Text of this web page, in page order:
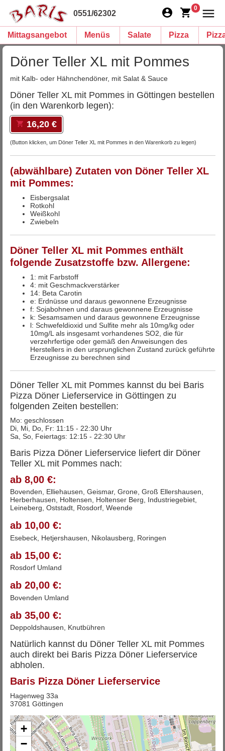
0551/62302
0
Mittagsangebot Menüs Salate Pizza
Döner Teller XL mit Pommes
mit Kalb- oder Hähnchendöner, mit Salat & Sauce
Döner Teller XL mit Pommes in Göttingen bestellen
(in den Warenkorb legen):
16,20 €
(Button klicken, um Döner Teller XL mit Pommes in den Warenkorb zu legen)
(abwählbare) Zutaten von Döner Teller XL
mit Pommes:
Eisbergsalat
Rotkohl
Weißkohl
Zwiebeln
Döner Teller XL mit Pommes enthält
folgende Zusatzstoffe bzw. Allergene:
1: mit Farbstoff
4: mit Geschmackverstärker
14: Beta Carotin
e: Erdnüsse und daraus gewonnene Erzeugnisse
f: Sojabohnen und daraus gewonnene Erzeugnisse
k: Sesamsamen und daraus gewonnene Erzeugnisse
l: Schwefeldioxid und Sulfite mehr als 10mg/kg oder
10mg/L als insgesamt vorhandenes SO2, die für
verzehrfertige oder gemäß den Anweisungen des
Herstellers in den ursprunglichen Zustand zurück geführte
Erzeugnisse zu berechnen sind
Döner Teller XL mit Pommes kannst du bei Baris
Pizza Döner Lieferservice in Göttingen zu
folgenden Zeiten bestellen:
Mo: geschlossen
Di, Mi, Do, Fr: 11:15 - 22:30 Uhr
Sa, So, Feiertags: 12:15 - 22:30 Uhr
Baris Pizza Döner Lieferservice liefert dir Döner
Teller XL mit Pommes nach:
ab 8,00 €:
Bovenden, Elliehausen, Geismar, Grone, Groß Ellershausen,
Herberhausen, Holtensen, Holtenser Berg, Industriegebiet,
Leineberg, Oststadt, Rosdorf, Weende
ab 10,00 €:
Esebeck, Hetjershausen, Nikolausberg, Roringen
ab 15,00 €:
Rosdorf Umland
ab 20,00 €:
Bovenden Umland
ab 35,00 €:
Deppoldshausen, Knutbühren
Natürlich kannst du Döner Teller XL mit Pommes
auch direkt bei Baris Pizza Döner Lieferservice
abholen.
Baris Pizza Döner Lieferservice
Hagenweg 33a
37081 Göttingen
+
−